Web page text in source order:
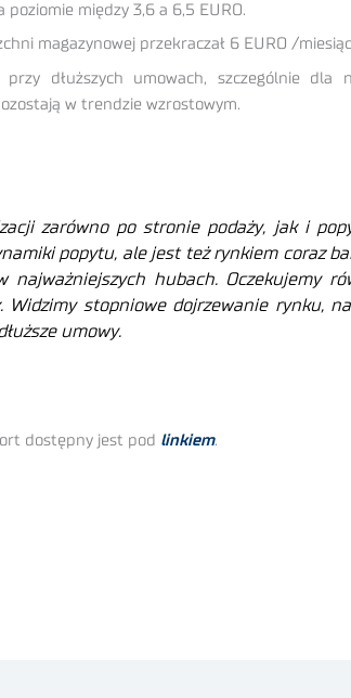
między 3,6 a 6,5 EURO.
magazynowej przekraczał 6 EURO /
dłuższych umowach, szczególnie dla
w trendzie wzrostowym.
zarówno po stronie podaży, jak i
popytu, ale jest też rynkiem coraz
hubach. Oczekujemy
stopniowe dojrzewanie rynku,
umowy.
dostępny jest pod linkiem.